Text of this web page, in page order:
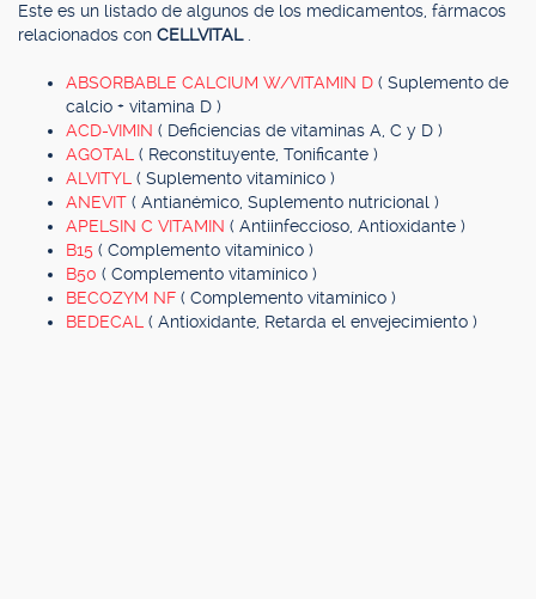
Este es un listado de algunos de los medicamentos, fármacos
relacionados con CELLVITAL
ABSORBABLE CALCIUM W/VITAMIN D ( Suplemento de
calcio + vitamina D )
ACD-VIMIN ( Deficiencias de vitaminas A, C y D )
AGOTAL ( Reconstituyente, Tonificante )
ALVITYL ( Suplemento vitamínico )
ANEVIT ( Antianémico, Suplemento nutricional )
APELSIN C VITAMIN ( Antiinfeccioso, Antioxidante )
B15 ( Complemento vitamínico )
B50 ( Complemento vitamínico )
BECOZYM NF ( Complemento vitamínico )
BEDECAL ( Antioxidante, Retarda el envejecimiento )